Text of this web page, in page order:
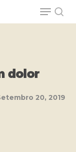
dolor
20, 2019